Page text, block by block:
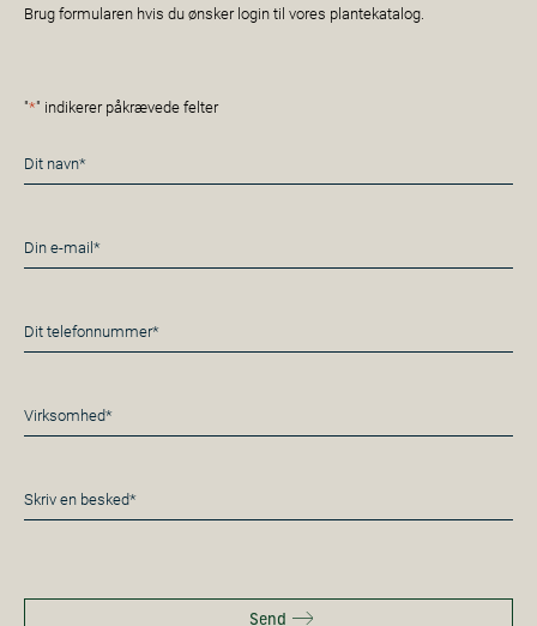
Brug formularen hvis du ønsker login til vores plantekatalog.
"*" indikerer påkrævede felter
Navn
*
E-
mail
Telefon
*
Virksomhed*
*
Besked
*
Send